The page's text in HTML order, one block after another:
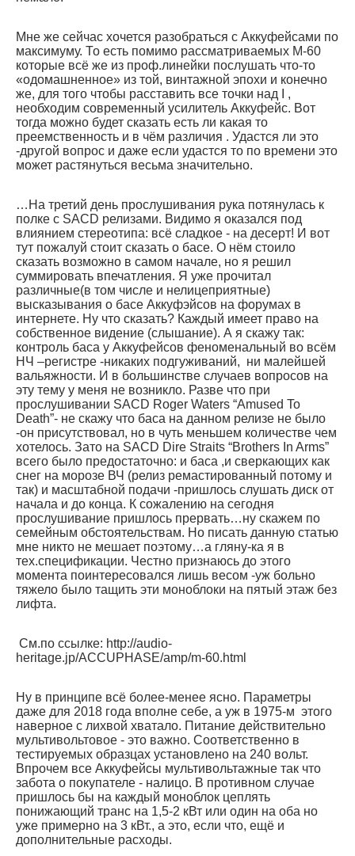
Мне же сейчас хочется разобраться с Аккуфейсами по
максимуму. То есть помимо рассматриваемых М-60
которые всё же из проф.линейки послушать что-то
«одомашненное» из той, винтажной эпохи и конечно
же, для того чтобы расставить все точки над I ,
необходим современный усилитель Аккуфейс. Вот
тогда можно будет сказать есть ли какая то
преемственность и в чём различия . Удастся ли это
-другой вопрос и даже если удастся то по времени это
может растянуться весьма значительно.
…На третий день прослушивания рука потянулась к
полке с SACD релизами. Видимо я оказался под
влиянием стереотипа: всё сладкое - на десерт! И вот
тут пожалуй стоит сказать о басе. О нём стоило
сказать возможно в самом начале, но я решил
суммировать впечатления. Я уже прочитал
различные(в том числе и нелицеприятные)
высказывания о басе Аккуфэйсов на форумах в
интернете. Ну что сказать? Каждый имеет право на
собственное видение (слышание). А я скажу так:
контроль баса у Аккуфейсов феноменальный во всём
НЧ –регистре -никаких подгуживаний, ни малейшей
вальяжности. И в большинстве случаев вопросов на
эту тему у меня не возникло. Разве что при
прослушивании SACD Roger Waters “Amused To
Death”- не скажу что баса на данном релизе не было
-он присутствовал, но в чуть меньшем количестве чем
хотелось. Зато на SACD Dire Straits “Brothers In Arms”
всего было предостаточно: и баса ,и сверкающих как
снег на морозе ВЧ (релиз ремастированный потому и
так) и масштабной подачи -пришлось слушать диск от
начала и до конца. К сожалению на сегодня
прослушивание пришлось прервать…ну скажем по
семейным обстоятельствам. Но писать данную статью
мне никто не мешает поэтому…а гляну-ка я в
тех.спецификации. Честно признаюсь до этого
момента поинтересовался лишь весом -уж больно
тяжело было тащить эти моноблоки на пятый этаж без
лифта.
См.по ссылке: http://audio-
heritage.jp/ACCUPHASE/amp/m-60.html
Ну в принципе всё более-менее ясно. Параметры
даже для 2018 года вполне себе, а уж в 1975-м этого
наверное с лихвой хватало. Питание действительно
мультивольтовое - это важно. Соответственно в
тестируемых образцах установлено на 240 вольт.
Впрочем все Аккуфейсы мультивольтажные так что
забота о покупателе - налицо. В противном случае
пришлось бы на каждый моноблок цеплять
понижающий транс на 1,5-2 кВт или один на оба но
уже примерно на 3 кВт., а это, если что, ещё и
дополнительные расходы.